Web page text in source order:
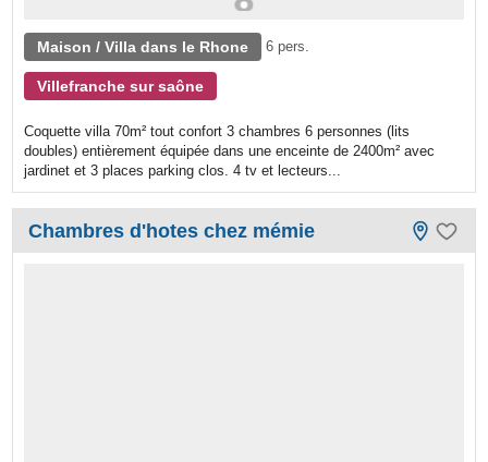
Maison / Villa dans le Rhone 6 pers.
Villefranche sur saône
Coquette villa 70m² tout confort 3 chambres 6 personnes (lits
doubles) entièrement équipée dans une enceinte de 2400m² avec
jardinet et 3 places parking clos. 4 tv et lecteurs...
Chambres d'hotes chez mémie